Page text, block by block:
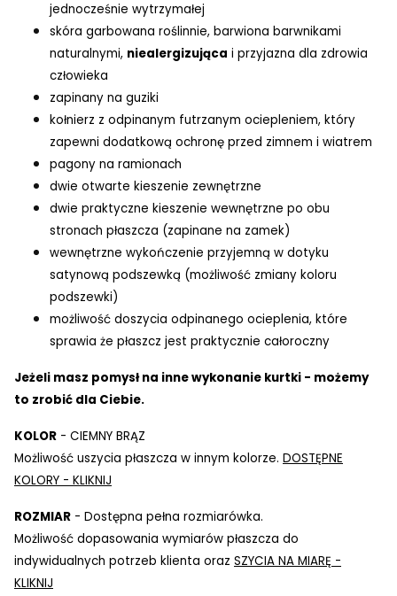
jednocześnie wytrzymałej
skóra garbowana roślinnie, barwiona barwnikami
naturalnymi, niealergizująca i przyjazna dla zdrowia
człowieka
zapinany na guziki
kołnierz z odpinanym futrzanym ociepleniem, który
zapewni dodatkową ochronę przed zimnem i wiatrem
pagony na ramionach
dwie otwarte kieszenie zewnętrzne
dwie praktyczne kieszenie wewnętrzne po obu
stronach płaszcza (zapinane na zamek)
wewnętrzne wykończenie przyjemną w dotyku
satynową podszewką (możliwość zmiany koloru
podszewki)
możliwość doszycia odpinanego ocieplenia, które
sprawia że płaszcz jest praktycznie całoroczny
Jeżeli masz pomysł na inne wykonanie kurtki - możemy
to zrobić dla Ciebie.
KOLOR - CIEMNY BRĄZ
Możliwość uszycia płaszcza w innym kolorze. DOSTĘPNE
KOLORY - KLIKNIJ
ROZMIAR - Dostępna pełna rozmiarówka.
Możliwość dopasowania wymiarów płaszcza do
indywidualnych potrzeb klienta oraz SZYCIA NA MIARĘ -
KLIKNIJ